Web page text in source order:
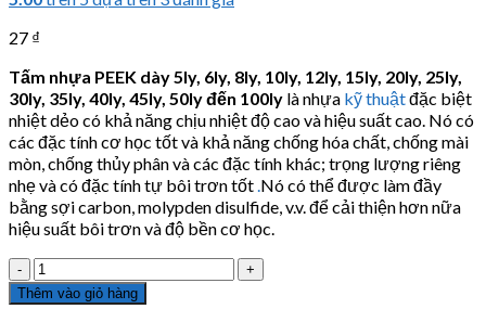
27 ₫
Tấm nhựa PEEK dày 5ly, 6ly, 8ly, 10ly, 12ly, 15ly, 20ly, 25ly,
30ly, 35ly, 40ly, 45ly, 50ly đến 100ly là nhựa kỹ thuậtđặc biệt
nhiệt dẻo có khả năng chịu nhiệt độ cao và hiệu suất cao. Nó có
các đặc tính cơ học tốt và khả năng chống hóa chất, chống mài
mòn, chống thủy phân và các đặc tính khác; trọng lượng riêng
nhẹ và có đặc tính tự bôi trơn tốt.Nó có thể được làm đầy
bằng sợi carbon, molypden disulfide, v.v. để cải thiện hơn nữa
hiệu suất bôi trơn và độ bền cơ học.
Tấm
nhựa
Thêm vào giỏ hàng